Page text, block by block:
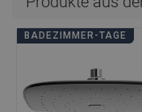
BADEZIMMER-TAGE